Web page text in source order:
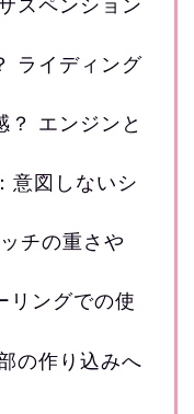
スペンション
ライディング
？ エンジンと
意図しないシ
チの重さや
リングでの使
の作り込みへ